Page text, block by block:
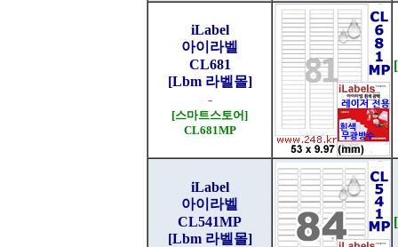
iLabel
아이라벨
CL681
[Lbm 라벨몰]
-
[스마트스토어]
CL681MP
iLabel
아이라벨
CL541MP
[Lbm 라벨몰]